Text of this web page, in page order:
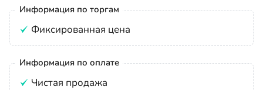
Информация по торгам
Фиксированная цена
Информация по оплате
Чистая продажа